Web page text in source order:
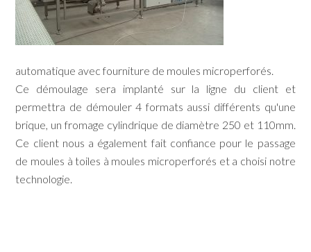
automatique avec fourniture de moules microperforés.
Ce démoulage sera implanté sur la ligne du client et
permettra de démouler 4 formats aussi différents qu'une
brique, un fromage cylindrique de diamètre 250 et 110mm.
Ce client nous a également fait confiance pour le passage
de moules à toiles à moules microperforés et a choisi notre
technologie.